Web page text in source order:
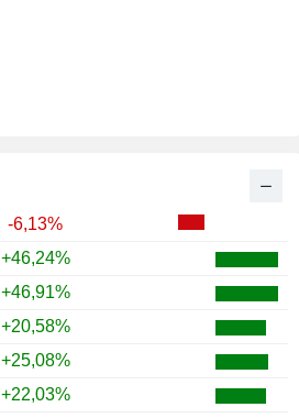
-6,13%
+46,24%
+46,91%
+20,58%
+25,08%
+22,03%